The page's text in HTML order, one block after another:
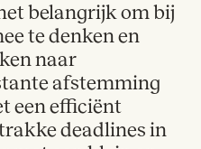
belangrijk om bij
te denken en
naar
afstemming
een efficiënt
deadlines in